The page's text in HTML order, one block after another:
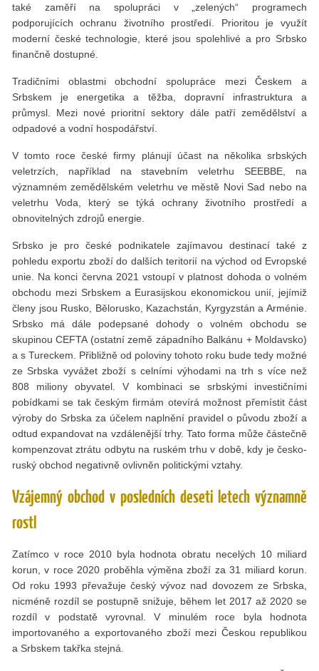
také zaměří na spolupráci v „zelených“ programech
podporujících ochranu životního prostředí. Prioritou je využít
moderní české technologie, které jsou spolehlivé a pro Srbsko
finančně dostupné.
Tradičními oblastmi obchodní spolupráce mezi Českem a
Srbskem je energetika a těžba, dopravní infrastruktura a
průmysl. Mezi nové prioritní sektory dále patří zemědělství a
odpadové a vodní hospodářství.
V tomto roce české firmy plánují účast na několika srbských
veletrzích, například na stavebním veletrhu SEEBBE, na
významném zemědělském veletrhu ve městě Novi Sad nebo na
veletrhu Voda, který se týká ochrany životního prostředí a
obnovitelných zdrojů energie.
Srbsko je pro české podnikatele zajímavou destinací také z
pohledu exportu zboží do dalších teritorií na východ od Evropské
unie. Na konci června 2021 vstoupí v platnost dohoda o volném
obchodu mezi Srbskem a Eurasijskou ekonomickou unií, jejímiž
členy jsou Rusko, Bělorusko, Kazachstán, Kyrgyzstán a Arménie.
Srbsko má dále podepsané dohody o volném obchodu se
skupinou CEFTA (ostatní země západního Balkánu + Moldavsko)
a s Tureckem. Přibližně od poloviny tohoto roku bude tedy možné
ze Srbska vyvážet zboží s celními výhodami na trh s více než
808 miliony obyvatel. V kombinaci se srbskými investičními
pobídkami se tak českým firmám otevírá možnost přemístit část
výroby do Srbska za účelem naplnění pravidel o původu zboží a
odtud expandovat na vzdálenější trhy. Tato forma může částečně
kompenzovat ztrátu odbytu na ruském trhu v době, kdy je česko-
ruský obchod negativně ovlivněn politickými vztahy.
Vzájemný obchod v posledních deseti letech významně
rostl
Zatímco v roce 2010 byla hodnota obratu necelých 10 miliard
korun, v roce 2020 proběhla výměna zboží za 31 miliard korun.
Od roku 1993 převažuje český vývoz nad dovozem ze Srbska,
nicméně rozdíl se postupně snižuje, během let 2017 až 2020 se
rozdíl v podstatě vyrovnal. V minulém roce byla hodnota
importovaného a exportovaného zboží mezi Českou republikou
a Srbskem takřka stejná.